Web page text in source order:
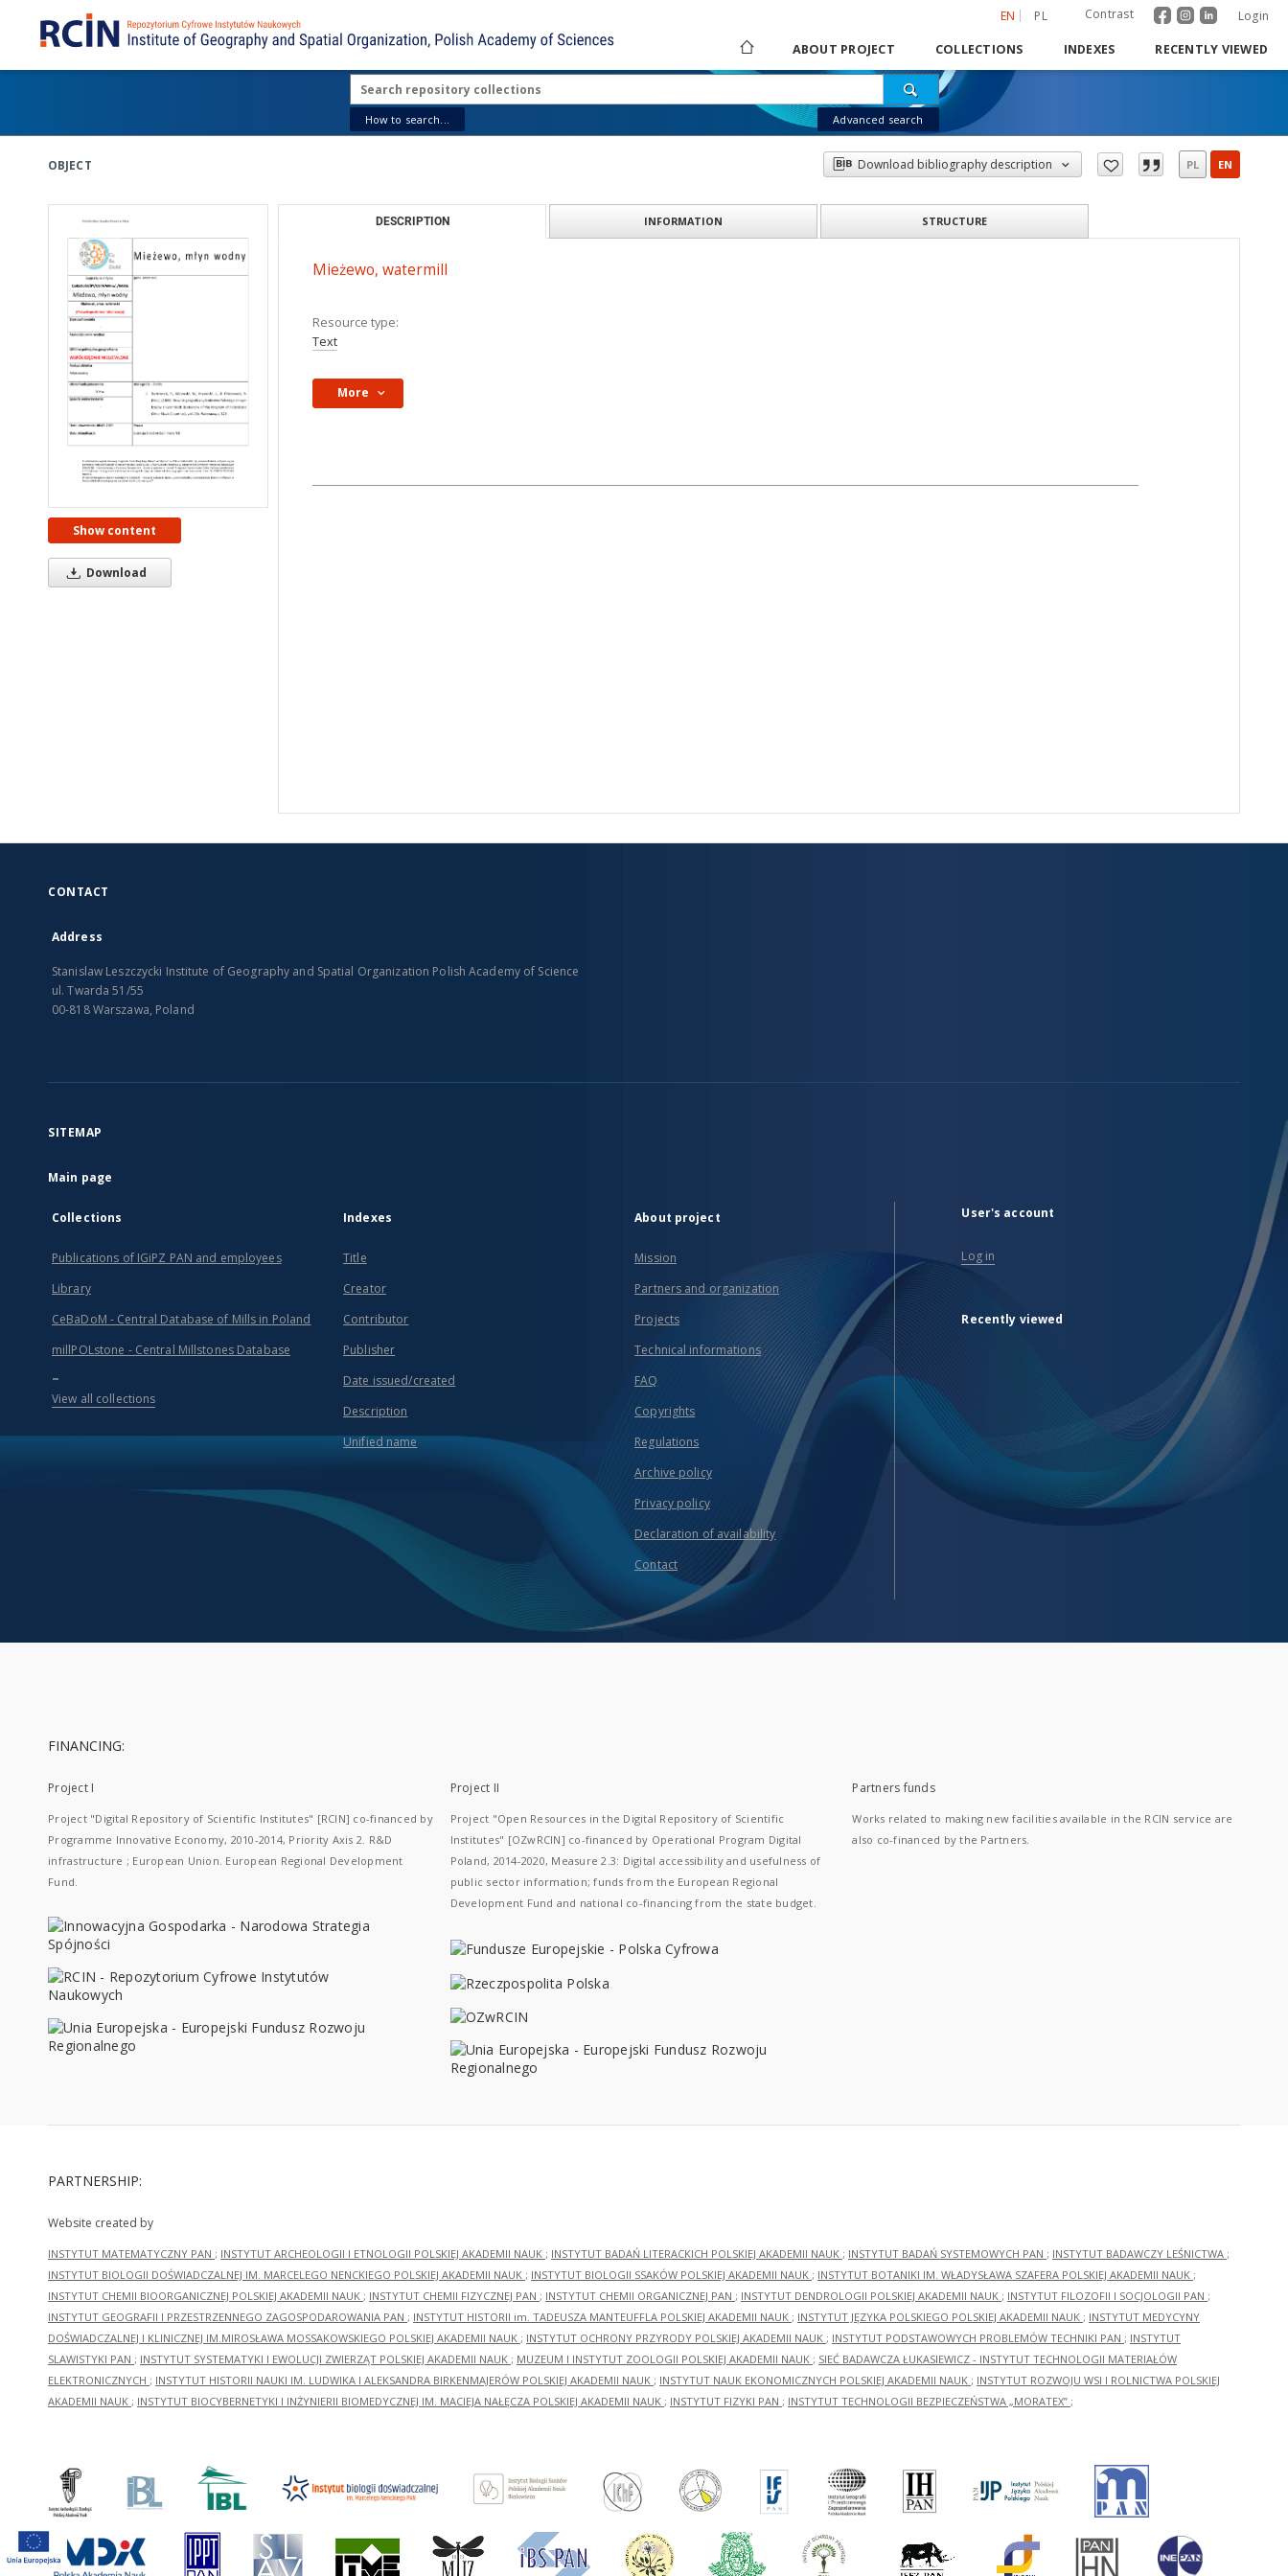
EN PL Contrast Login
ABOUT PROJECT COLLECTIONS INDEXES RECENTLY VIEWED
How to search... Advanced search
OBJECT Download bibliography description PL EN
Show content
Download
DESCRIPTION INFORMATION STRUCTURE
Mieżewo, watermill
Resource type:
Text
More
CONTACT
Address
Stanislaw Leszczycki Institute of Geography and Spatial Organization Polish Academy of Science
ul. Twarda 51/55
00-818 Warszawa, Poland
SITEMAP
Main page
Collections
Publications of IGiPZ PAN and employees
Library
CeBaDoM - Central Database of Mills in Poland
millPOLstone - Central Millstones Database
...
View all collections
Indexes
Title
Creator
Contributor
Publisher
Date issued/created
Description
Unified name
About project
Mission
Partners and organization
Projects
Technical informations
FAQ
Copyrights
Regulations
Archive policy
Privacy policy
Declaration of availability
Contact
User's account
Log in
Recently viewed
FINANCING:
Project I
Project "Digital Repository of Scientific Institutes" [RCIN] co-financed by
Programme Innovative Economy, 2010-2014, Priority Axis 2. R&D
infrastructure ; European Union. European Regional Development
Fund.
Project II
Project "Open Resources in the Digital Repository of Scientific
Institutes" [OZwRCIN] co-financed by Operational Program Digital
Poland, 2014-2020, Measure 2.3: Digital accessibility and usefulness of
public sector information; funds from the European Regional
Development Fund and national co-financing from the state budget.
Partners funds
Works related to making new facilities available in the RCIN service are
also co-financed by the Partners.
PARTNERSHIP:
Website created by
INSTYTUT MATEMATYCZNY PAN ; INSTYTUT ARCHEOLOGII I ETNOLOGII POLSKIEJ AKADEMII NAUK ; INSTYTUT BADAŃ LITERACKICH POLSKIEJ AKADEMII NAUK ; INSTYTUT BADAŃ SYSTEMOWYCH PAN ; INSTYTUT BADAWCZY LEŚNICTWA ;
INSTYTUT BIOLOGII DOŚWIADCZALNEJ IM. MARCELEGO NENCKIEGO POLSKIEJ AKADEMII NAUK ; INSTYTUT BIOLOGII SSAKÓW POLSKIEJ AKADEMII NAUK ; INSTYTUT BOTANIKI IM. WŁADYSŁAWA SZAFERA POLSKIEJ AKADEMII NAUK ;
INSTYTUT CHEMII BIOORGANICZNEJ POLSKIEJ AKADEMII NAUK ; INSTYTUT CHEMII FIZYCZNEJ PAN ; INSTYTUT CHEMII ORGANICZNEJ PAN ; INSTYTUT DENDROLOGII POLSKIEJ AKADEMII NAUK ; INSTYTUT FILOZOFII I SOCJOLOGII PAN ;
INSTYTUT GEOGRAFII I PRZESTRZENNEGO ZAGOSPODAROWANIA PAN ; INSTYTUT HISTORII im. TADEUSZA MANTEUFFLA POLSKIEJ AKADEMII NAUK ; INSTYTUT JĘZYKA POLSKIEGO POLSKIEJ AKADEMII NAUK ; INSTYTUT MEDYCYNY
DOŚWIADCZALNEJ I KLINICZNEJ IM.MIROSŁAWA MOSSAKOWSKIEGO POLSKIEJ AKADEMII NAUK ; INSTYTUT OCHRONY PRZYRODY POLSKIEJ AKADEMII NAUK ; INSTYTUT PODSTAWOWYCH PROBLEMÓW TECHNIKI PAN ; INSTYTUT
SLAWISTYKI PAN ; INSTYTUT SYSTEMATYKI I EWOLUCJI ZWIERZĄT POLSKIEJ AKADEMII NAUK ; MUZEUM I INSTYTUT ZOOLOGII POLSKIEJ AKADEMII NAUK ; SIEĆ BADAWCZA ŁUKASIEWICZ - INSTYTUT TECHNOLOGII MATERIAŁÓW
ELEKTRONICZNYCH ; INSTYTUT HISTORII NAUKI IM. LUDWIKA I ALEKSANDRA BIRKENMAJERÓW POLSKIEJ AKADEMII NAUK ; INSTYTUT NAUK EKONOMICZNYCH POLSKIEJ AKADEMII NAUK ; INSTYTUT ROZWOJU WSI I ROLNICTWA POLSKIEJ
AKADEMII NAUK ; INSTYTUT BIOCYBERNETYKI I INŻYNIERII BIOMEDYCZNEJ IM. MACIEJA NAŁĘCZA POLSKIEJ AKADEMII NAUK ; INSTYTUT FIZYKI PAN ; INSTYTUT TECHNOLOGII BEZPIECZEŃSTWA „MORATEX” ;